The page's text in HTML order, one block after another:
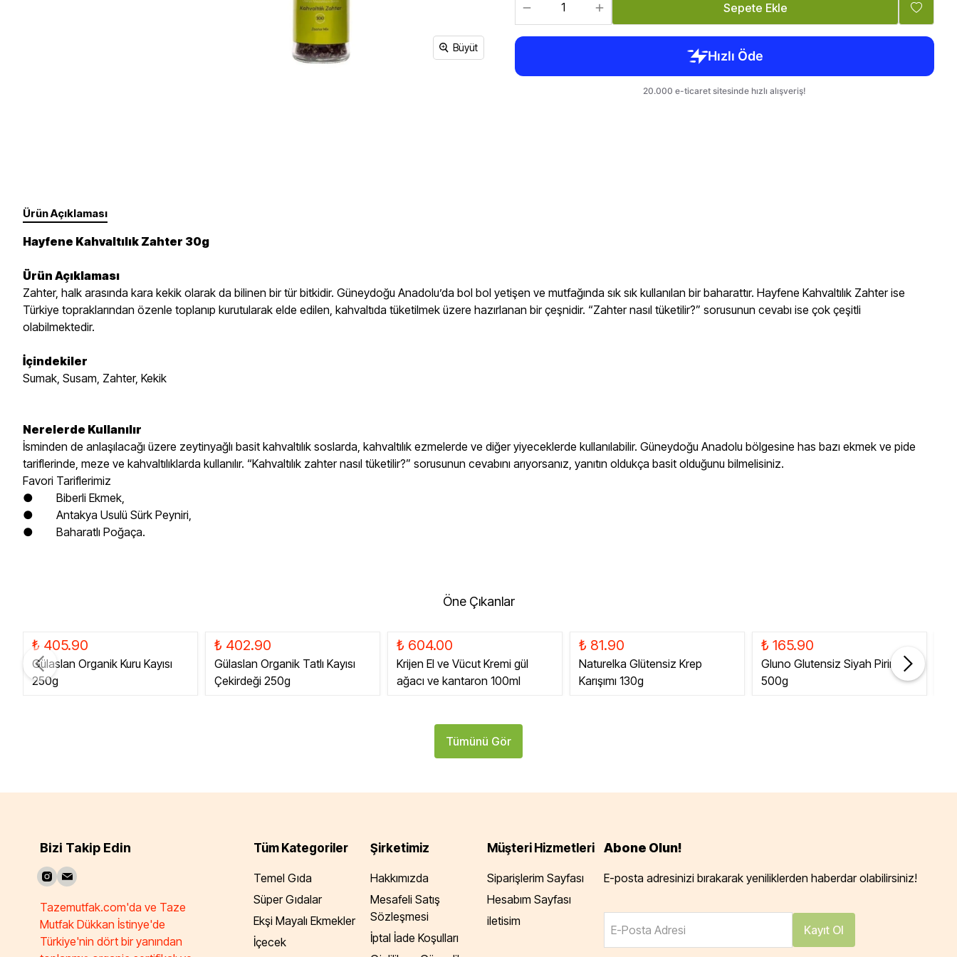
Et Ürünleri Büyüt
Sepete Ekle
Ürün Açıklaması
Hayfene Kahvaltılık Zahter 30g
Ürün Açıklaması
Zahter, halk arasında kara kekik olarak da bilinen bir tür bitkidir. Güneydoğu Anadolu’da bol bol yetişen ve mutfağında sık sık kullanılan bir baharattır. Hayfene Kahvaltılık Zahter ise
Türkiye topraklarından özenle toplanıp kurutularak elde edilen, kahvaltıda tüketilmek üzere hazırlanan bir çeşnidir. “Zahter nasıl tüketilir?” sorusunun cevabı ise çok çeşitli
olabilmektedir.
İçindekiler
Sumak, Susam, Zahter, Kekik
Nerelerde Kullanılır
İsminden de anlaşılacağı üzere zeytinyağlı basit kahvaltılık soslarda, kahvaltılık ezmelerde ve diğer yiyeceklerde kullanılabilir. Güneydoğu Anadolu bölgesine has bazı ekmek ve pide
tariflerinde, meze ve kahvaltılıklarda kullanılır. “Kahvaltılık zahter nasıl tüketilir?” sorusunun cevabını arıyorsanız, yanıtın oldukça basit olduğunu bilmelisiniz.
Favori Tariflerimiz
● Biberli Ekmek,
● Antakya Usulü Sürk Peyniri,
● Baharatlı Poğaça.
Öne Çıkanlar
₺ 405.90
Gülaslan Organik Kuru Kayısı
250g
₺ 402.90
Gülaslan Organik Tatlı Kayısı
Çekirdeği 250g
₺ 604.00
Krijen El ve Vücut Kremi gül
ağacı ve kantaron 100ml
₺ 81.90
Naturelka Glütensiz Krep
Karışımı 130g
₺ 165.90
Gluno Glutensiz Siyah Pirinç
500g
Tümünü Gör
Bizi Takip Edin
Tazemutfak.com'da ve Taze
Mutfak Dükkan İstinye'de
Türkiye'nin dört bir yanından
Tüm Kategoriler
Temel Gıda
Süper Gıdalar
Ekşi Mayalı Ekmekler
İçecek
Şirketimiz
Hakkımızda
Mesafeli Satış
Sözleşmesi
İptal İade Koşulları
Müşteri Hizmetleri
Siparişlerim Sayfası
Hesabım Sayfası
iletisim
Abone Olun!
E-posta adresinizi bırakarak yeniliklerden haberdar olabilirsiniz!
E-Posta Adresi Kayıt Ol